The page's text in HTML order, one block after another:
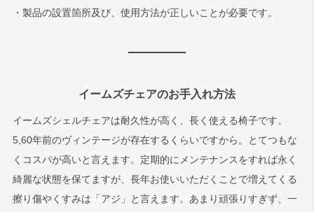
・製品の設置箇所及び、使用方法が正しいことが必要です。
イームズチェアのお手入れ方法
イームズシェルチェアは耐久性が高く、長く使える椅子です。
5,60年前のヴィンテージが存在するくらいですから。とてつもな
くコスパが高いと言えます。定期的にメンテナンスをすれば永く
綺麗な状態を保てますが、長年お使いいただくことで増えてくる
擦り傷やくすみは「アジ」と言えます。あまり頑張りすぎず、一